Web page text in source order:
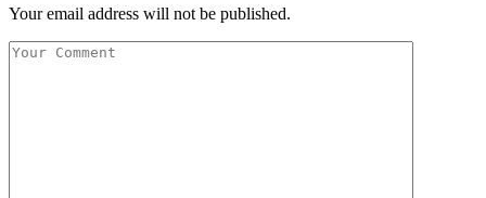
Your email address will not be published.